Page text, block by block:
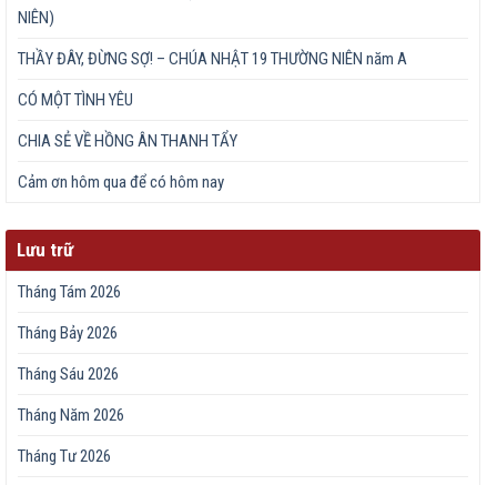
NIÊN)
THẦY ĐÂY, ĐỪNG SỢ! – CHÚA NHẬT 19 THƯỜNG NIÊN năm A
CÓ MỘT TÌNH YÊU
CHIA SẺ VỀ HỒNG ÂN THANH TẨY
Cảm ơn hôm qua để có hôm nay
Lưu trữ
Tháng Tám 2026
Tháng Bảy 2026
Tháng Sáu 2026
Tháng Năm 2026
Tháng Tư 2026